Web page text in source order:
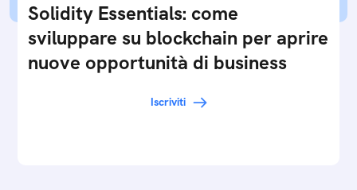
Solidity Essentials: come
sviluppare su blockchain per aprire
nuove opportunità di business
Iscriviti